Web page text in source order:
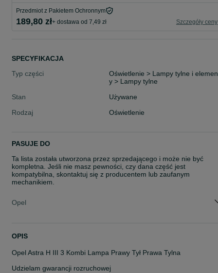
Przedmiot z Pakietem Ochronnym
189,80 zł+ dostawa od 7,49 zł Szczegóły ceny
SPECYFIKACJA
Typ części
Oświetlenie > Lampy tylne i
y > Lampy tylne
Stan
Używane
Rodzaj
Oświetlenie
PASUJE DO
Ta lista została utworzona przez sprzedającego i może nie być
kompletna. Jeśli nie masz pewności, czy dana część jest
kompatybilna, skontaktuj się z producentem lub zaufanym
mechanikiem.
Opel
OPIS
Opel Astra H III 3 Kombi Lampa Prawy Tył Prawa Tylna
Udzielam gwarancji rozruchowej